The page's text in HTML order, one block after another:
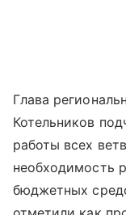
Глава
Котельников
работы всех
необходимость
бюджетных